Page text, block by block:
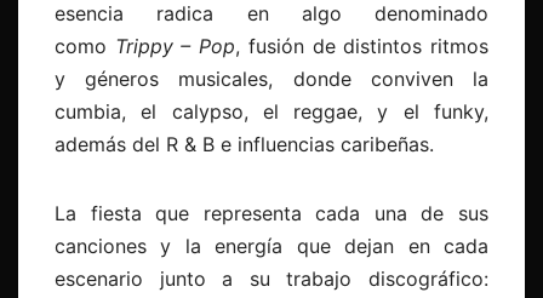
esencia radica en algo denominado
como Trippy – Pop, fusión de distintos ritmos
y géneros musicales, donde conviven la
cumbia, el calypso, el reggae, y el funky,
además del R & B e influencias caribeñas.
La fiesta que representa cada una de sus
canciones y la energía que dejan en cada
escenario junto a su trabajo discográfico: